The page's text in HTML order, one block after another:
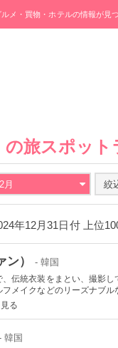
メ・買物・ホテルの情報が見
の旅スポッ
月 絞
年12月31日付 上位
） - 韓国
伝統衣装をまとい、撮影
フメイクなどのリーズナブル
る
韓国